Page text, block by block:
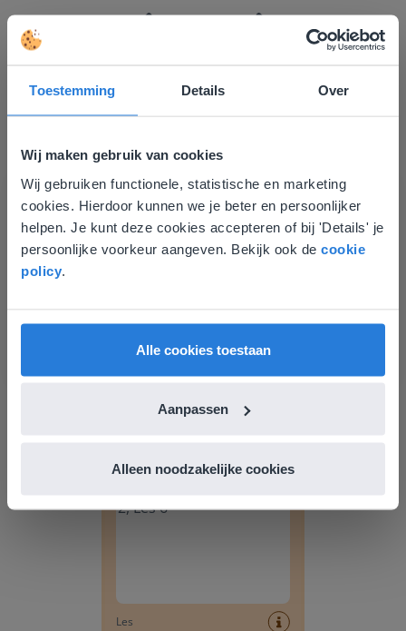
Toestemming Details Over
Wij maken gebruik van cookies
Wij gebruiken functionele, statistische en marketing
cookies. Hierdoor kunnen we je beter en persoonlijker
helpen. Je kunt deze cookies accepteren of bij 'Details' je
persoonlijke voorkeur aangeven. Bekijk ook de cookie
policy
Alle cookies toestaan
Aanpassen
Alleen noodzakelijke cookies
Ontdek meer
Groep 8, Blok 9, Week 3, Les 11
Groep 8, Blok 9, Week 3,
Les
Deze website komt niet
overeen met je locatie
Gezien je locatie, denken we dat je misschien
liever naar de website voor English gaat. Hier
English
Vlaanderen